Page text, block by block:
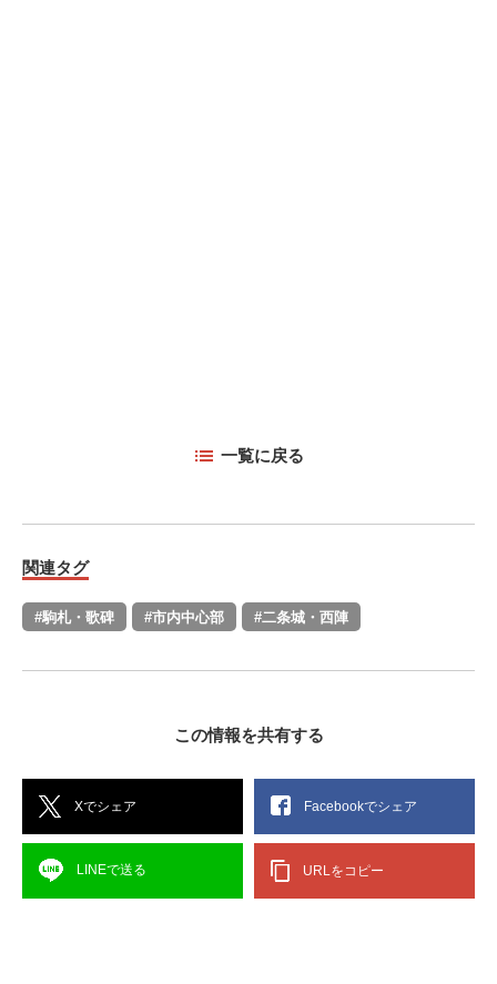
一覧に戻る
関連タグ
#駒札・歌碑 #市内中心部 #二条城・西陣
この情報を共有する
Xでシェア Facebookでシェア
LINEで送る URLをコピー